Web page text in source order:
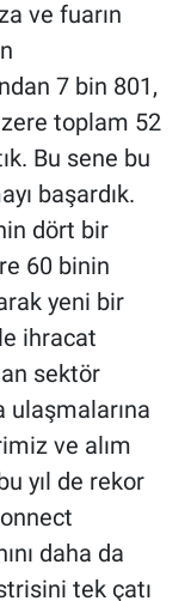
ve fuarın
7 bin 801,
toplam 52
Bu sene bu
başardık.
dört bir
60 binin
yeni bir
ihracat
sektör
ve alım
yıl de rekor
daha da
tek çatı